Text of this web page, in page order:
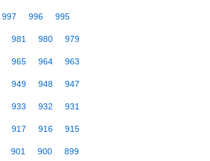
997 996 995
981 980 979
965 964 963
949 948 947
933 932 931
917 916 915
901 900 899